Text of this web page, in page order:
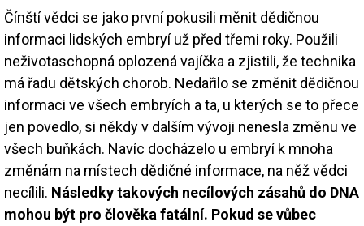
Čínští vědci se jako první pokusili měnit dědičnou
informaci lidských embryí už před třemi roky. Použili
neživotaschopná oplozená vajíčka a zjistili, že technika
má řadu dětských chorob. Nedařilo se změnit dědičnou
informaci ve všech embryích a ta, u kterých se to přece
jen povedlo, si někdy v dalším vývoji nenesla změnu ve
všech buňkách. Navíc docházelo u embryí k mnoha
změnám na místech dědičné informace, na něž vědci
necílili. Následky takových necílových zásahů do DNA
mohou být pro člověka fatální. Pokud se vůbec